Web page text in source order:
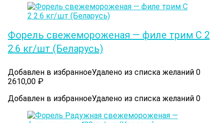
Форель свежемороженая — филе трим С 2
2.6 кг/шт (Беларусь)
Добавлен в избранноеУдалено из списка желаний 0
2610,00 ₽
Добавлен в избранноеУдалено из списка желаний 0